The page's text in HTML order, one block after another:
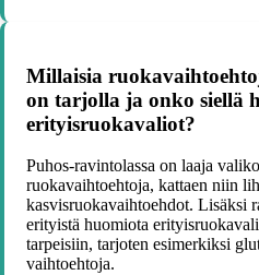
Millaisia
on tarjolla ja onko siellä
erityisruokavaliot?
Puhos-ravintolassa on laaja
ruokavaihtoehtoja, kattaen niin
kasvisruokavaihtoehdot. Lisäksi
erityistä huomiota
tarpeisiin, tarjoten esimerkiksi
vaihtoehtoja.